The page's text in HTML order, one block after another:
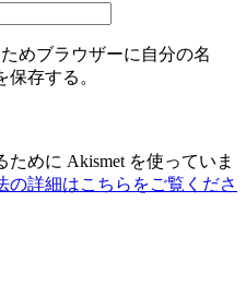
めブラウザーに自分の名
存する。
めに Akismet を使っていま
の詳細はこちらをご覧くださ